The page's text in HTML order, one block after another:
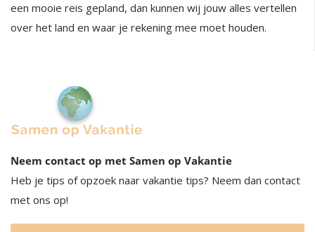
een mooie reis gepland, dan kunnen wij jouw alles vertellen
over het land en waar je rekening mee moet houden.
Neem contact op met Samen op Vakantie
Heb je tips of opzoek naar vakantie tips? Neem dan contact
met ons op!